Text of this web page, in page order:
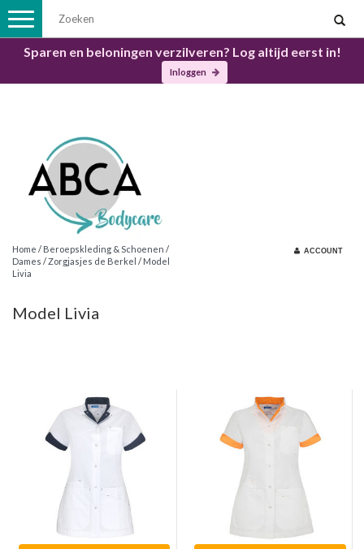
Sparen en beloningen verzilveren? Log altijd eerst in!
Inloggen
Toggle
navigation
Home / Beroepskleding & Schoenen /
Dames /Zorgjasjes de Berkel / Model
Livia
ACCOUNT
Model Livia